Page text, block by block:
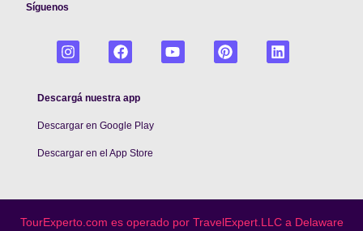
Síguenos
Descargá nuestra app
Descargar en Google Play
Descargar en el App Store
TourExperto.com es operado por TravelExpert.LLC a Delaware